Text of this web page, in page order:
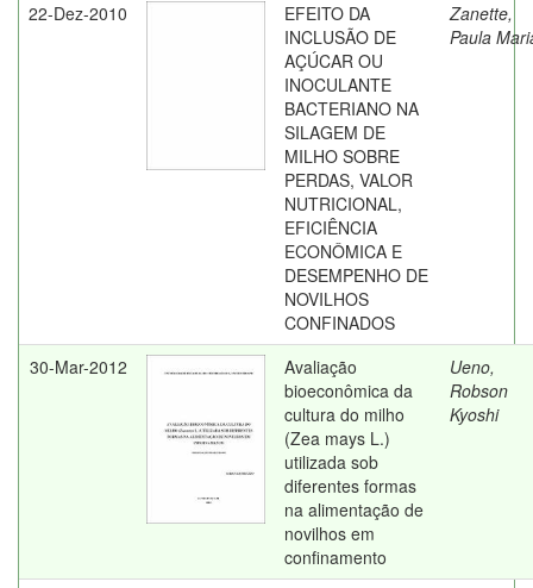
22-Dez-2010
EFEITO DA
INCLUSÃO DE
AÇÚCAR OU
INOCULANTE
BACTERIANO NA
SILAGEM DE
MILHO SOBRE
PERDAS, VALOR
NUTRICIONAL,
EFICIÊNCIA
ECONÔMICA E
DESEMPENHO DE
NOVILHOS
CONFINADOS
Zanette,
Paula
30-Mar-2012
Avaliação
bioeconômica da
cultura do milho
(Zea mays L.)
utilizada sob
diferentes formas
na alimentação de
novilhos em
confinamento
Ueno,
Robson
Kyoshi